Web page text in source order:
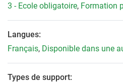
3 - Ecole obligatoire, Formation
Langues:
Français, Disponible dans une
Types de support: